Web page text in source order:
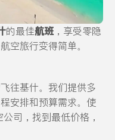
的最佳航班，享受零隐
空旅行变得简单。
往基什。我们提供多
安排和预算需求。使
公司，找到最低价格，